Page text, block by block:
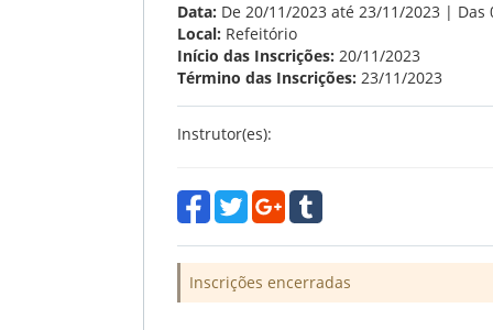
Data: De 20/11/2023 até 23/11/2023 | Das
Local: Refeitório
Início das Inscrições: 20/11/2023
Término das Inscrições: 23/11/2023
Instrutor(es):
Inscrições encerradas